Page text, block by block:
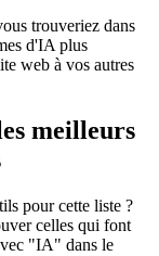
trouveriez dans
d'IA plus
web à vos autres
meilleurs
pour cette liste ?
celles qui font
"IA" dans le